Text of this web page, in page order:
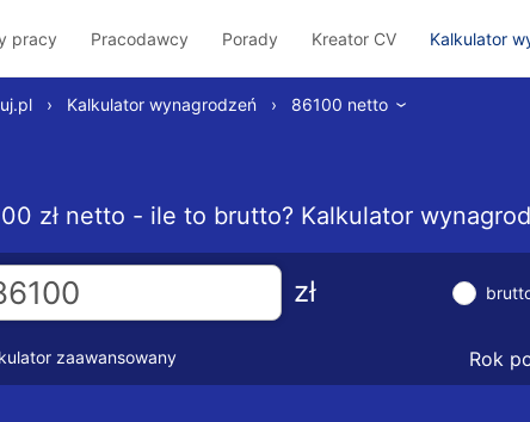
pracy Pracodawcy Porady Kreator CV Kalkulator
› Kalkulator wynagrodzeń › 86100 netto ›
zł netto - ile to brutto? Kalkulator
zł
zaawansowany Rok